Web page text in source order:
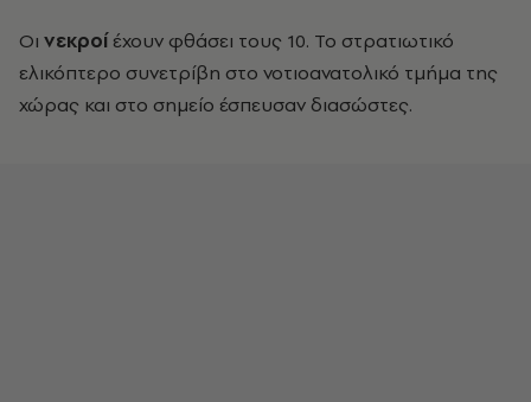
Οι νεκροίέχουν φθάσει τους 10. Το στρατιωτικό
ελικόπτερο συνετρίβη στο νοτιοανατολικό τμήμα της
χώρας και στο σημείο έσπευσαν διασώστες.